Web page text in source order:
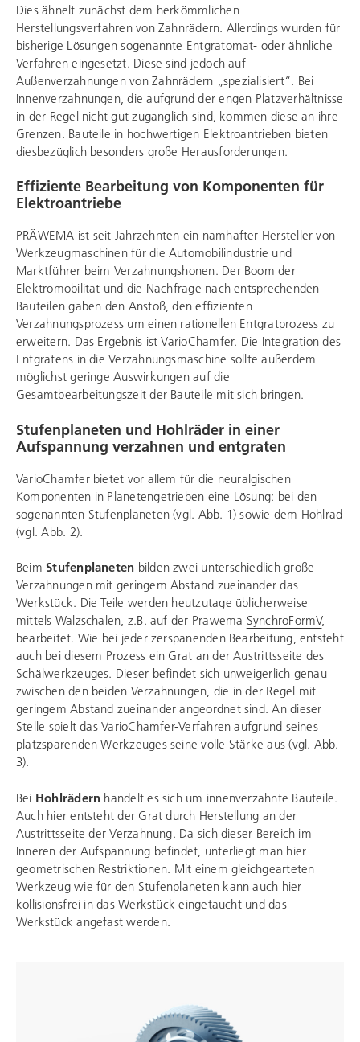
Dies ähnelt zunächst dem herkömmlichen
Herstellungsverfahren von Zahnrädern. Allerdings wurden für
bisherige Lösungen sogenannte Entgratomat- oder ähnliche
Verfahren eingesetzt. Diese sind jedoch auf
Außenverzahnungen von Zahnrädern „spezialisiert“. Bei
Innenverzahnungen, die aufgrund der engen Platzverhältnisse
in der Regel nicht gut zugänglich sind, kommen diese an ihre
Grenzen. Bauteile in hochwertigen Elektroantrieben bieten
diesbezüglich besonders große Herausforderungen.
Effiziente Bearbeitung von Komponenten für
Elektroantriebe
PRÄWEMA ist seit Jahrzehnten ein namhafter Hersteller von
Werkzeugmaschinen für die Automobilindustrie und
Marktführer beim Verzahnungshonen. Der Boom der
Elektromobilität und die Nachfrage nach entsprechenden
Bauteilen gaben den Anstoß, den effizienten
Verzahnungsprozess um einen rationellen Entgratprozess zu
erweitern. Das Ergebnis ist VarioChamfer. Die Integration des
Entgratens in die Verzahnungsmaschine sollte außerdem
möglichst geringe Auswirkungen auf die
Gesamtbearbeitungszeit der Bauteile mit sich bringen.
Stufenplaneten und Hohlräder in einer
Aufspannung verzahnen und entgraten
VarioChamfer bietet vor allem für die neuralgischen
Komponenten in Planetengetrieben eine Lösung: bei den
sogenannten Stufenplaneten (vgl. Abb. 1) sowie dem Hohlrad
(vgl. Abb. 2).
Beim Stufenplaneten bilden zwei unterschiedlich große
Verzahnungen mit geringem Abstand zueinander das
Werkstück. Die Teile werden heutzutage üblicherweise
mittels Wälzschälen, z.B. auf der Präwema SynchroFormV,
bearbeitet. Wie bei jeder zerspanenden Bearbeitung, entsteht
auch bei diesem Prozess ein Grat an der Austrittsseite des
Schälwerkzeuges. Dieser befindet sich unweigerlich genau
zwischen den beiden Verzahnungen, die in der Regel mit
geringem Abstand zueinander angeordnet sind. An dieser
Stelle spielt das VarioChamfer-Verfahren aufgrund seines
platzsparenden Werkzeuges seine volle Stärke aus (vgl. Abb.
3).
Bei Hohlrädern handelt es sich um innenverzahnte Bauteile.
Auch hier entsteht der Grat durch Herstellung an der
Austrittsseite der Verzahnung. Da sich dieser Bereich im
Inneren der Aufspannung befindet, unterliegt man hier
geometrischen Restriktionen. Mit einem gleichgearteten
Werkzeug wie für den Stufenplaneten kann auch hier
kollisionsfrei in das Werkstück eingetaucht und das
Werkstück angefast werden.